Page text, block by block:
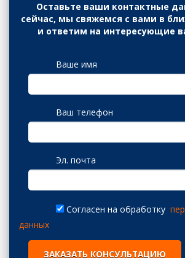
Оставьте ваши контактные
сейчас, мы свяжемся с вами в
и ответим на интересующие
Ваше имя
Ваш телефон
Эл. почта
Согласен на обработку
данных
ЗАКАЗАТЬ КОНСУЛЬТАЦИЮ